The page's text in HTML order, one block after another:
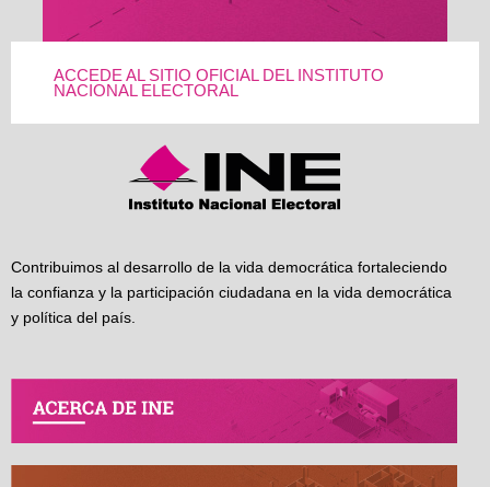
ACCEDE AL SITIO OFICIAL DEL INSTITUTO
NACIONAL ELECTORAL
Contribuimos al desarrollo de la vida democrática fortaleciendo
la confianza y la participación ciudadana en la vida democrática
y política del país.